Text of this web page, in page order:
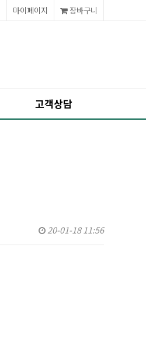
장바구니
마이페이지
고객상담
20-01-18 11:56